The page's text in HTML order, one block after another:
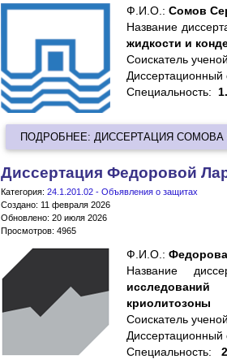
Ф.И.О.: Сомов
Название
жидкости и
Cоискатель
Диссертационный
Специальность:
ПОДРОБНЕЕ: ДИССЕРТАЦИЯ СОМОВА
Диссертация Федоровой
Категория: 24.1.201.02 - Объявления о защитах
Создано: 11 февраля 2026
Обновлено: 20 июля 2026
Просмотров: 4965
Ф.И.О.:
Название
исследований
криолитозоны
Cоискатель
Диссертационный
Специальность: